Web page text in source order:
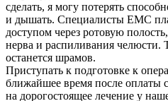
сделать, я могу потерять
и дышать. Специалисты ЕМС
доступом через ротовую
нерва и распиливания челюсти.
останется шрамов.
Приступать к подготовке к
ближайшее время после оплаты
на дорогостоящее лечение у